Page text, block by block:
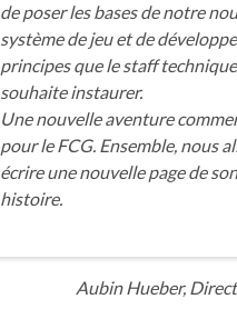
de poser les bases de notre
système de jeu et de
principes que le staff technique
souhaite instaurer.
Une nouvelle aventure
pour le FCG. Ensemble, nous
écrire une nouvelle page de son
histoire.
Aubin Hueber,